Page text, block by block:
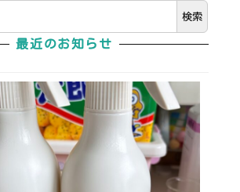
検索
最近のお知らせ